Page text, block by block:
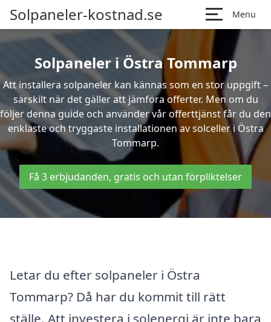
Solpaneler-kostnad.se Menu
Solpaneler i Östra Tommarp
Att installera solpaneler kan kännas som en stor uppgift –
särskilt när det gäller att jämföra offerter. Men om du
följer denna guide och använder vår offerttjänst får du den
enklaste och tryggaste installationen av solceller i Östra
Tommarp.
Få 3 erbjudanden, gratis och utan förpliktelser
Letar du efter solpaneler i Östra
Tommarp? Då har du kommit till rätt
ställe. Att investera i solenergi är inte bara